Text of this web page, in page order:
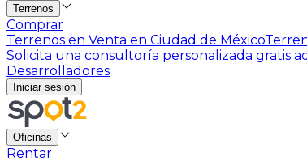
Terrenos
Comprar
Terrenos en Venta en Ciudad de México
Solicita una consultoría personalizada gratis
Desarrolladores
Iniciar sesión
Oficinas
Rentar